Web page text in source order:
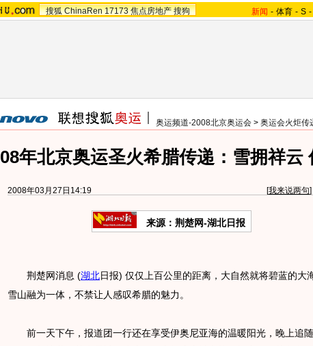
搜狐 ChinaRen 17173 焦点房地产 搜狗 新闻 - 体育 - S -
奥运频道-2008北京奥运会 > 奥运会火炬传
08年北京奥运圣火希腊传递：雪拥祥云
2008年03月27日14:19 [我来说两句]
来源：荆楚网-湖北日报
荆楚网消息 (湖北日报) 仅仅上百公里的距离，大自然就将碧蓝的大
雪山融为一体，不禁让人感叹希腊的魅力。
前一天下午，报道团一行还在享受伊奥尼亚海的温暖阳光，晚上追